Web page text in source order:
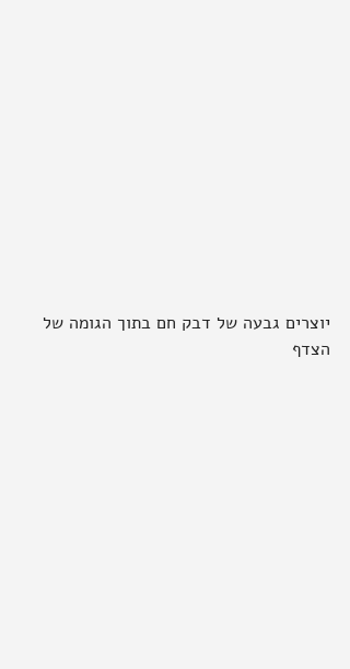
יוצרים גבעה של דבק חם בתוך הגומה של
הצדף